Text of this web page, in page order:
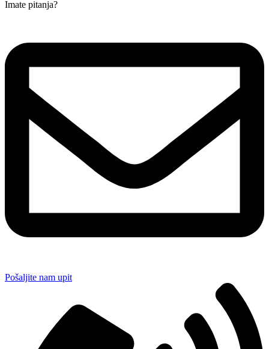
Imate pitanja?
Pošaljite nam upit